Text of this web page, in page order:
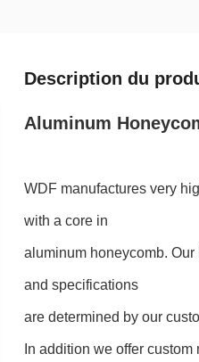
Description du
Aluminum
WDF manufactures very
with a core in
aluminum honeycomb.
and specifications
are determined by our
In addition we offer